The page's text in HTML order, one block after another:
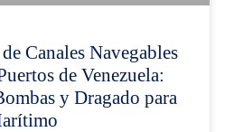
Canales Navegables
de Venezuela:
y Dragado para